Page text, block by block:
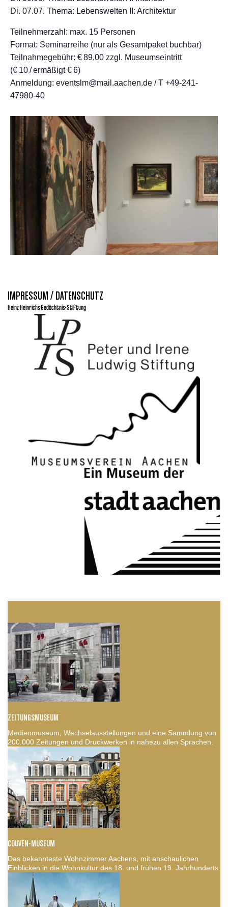
Di. 07.07. Thema: Lebenswelten II: Architektur
Teilnehmerzahl: max. 15 Personen
Format: Seminarreihe (nur als Gesamtpaket buchbar)
Teilnahmegebühr: € 89,00 zzgl. Museumseintritt
(€ 10 / ermäßigt € 6)
Anmeldung: eventslm@mail.aachen.de / T +49-241-
47980-40
IMPRESSUM / DATENSCHUTZ
Heinz Heinrichs Gedächtnis-Stiftung
ZEITUNGSMUSEUM
Medienmuseum, Wechselausstellungen und eine Sammlung von
200.000 Zeitungen und Druckwerken in nahezu allen Sprachen.
COUVEN-MUSEUM
Das bekannteste Wohnzimmer Aachens, mit anschaulichen
Einblicken in die Wohnkultur des 18. und frühen 19. Jahrhunderts.